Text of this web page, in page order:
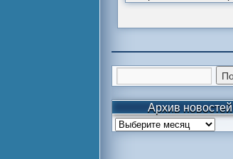
Архив новостей